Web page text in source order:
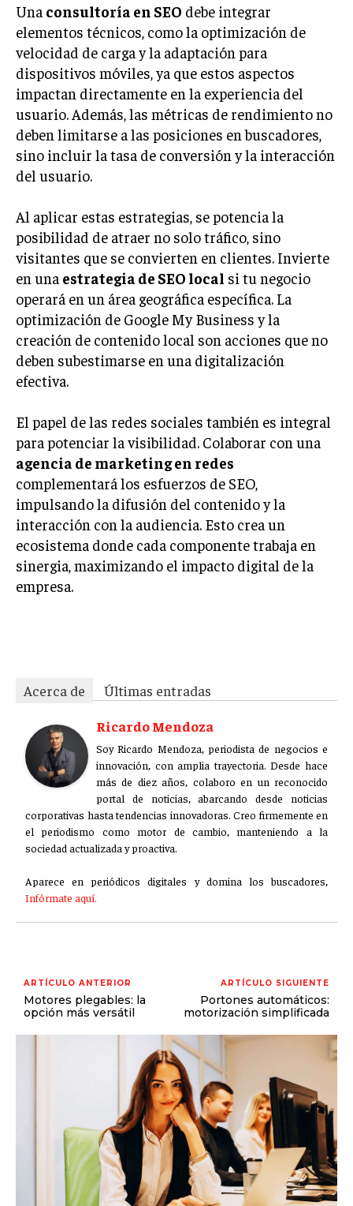
IMPORTACIÓN Y EXPORTACIÓN
ALIANZAS ESTRATÉGICAS
TECNOLOGIA
SOSTENIBILIDAD Y MEDIO AMBIENTE
GESTIÓN DE LA INNOVACIÓN TECNOLÓGICA
TRANSFORMACIÓN DIGITAL
CIBERSEGURIDAD EMPRESARIAL
ESTRATEGIA
EMPRESAS FAMILIARES Y SUCESIÓN
GESTIÓN DEL RIESGO EMPRESARIAL
NEGOCIACIÓN Y RESOLUCIÓN DE CONFLICTOS
DERECHO EMPRESARIAL Y REGULACIONES
GOBIERNO CORPORATIVO
NEGOCIOS
ESTRATEGIAS DE NEGOCIOS
MARKETING B2B
MARKETING B2C
FRANQUICIAS
ESTRATEGIAS DE PRICING Y GESTIÓN DE
GESTIÓN DE CRISIS EMPRESARIALES
EMPRESAS Y STARTUPS TECNOLÓGICAS
GESTIÓN DE LA EXPERIENCIA DEL CLIENTE
MÁS
PROYECTOS
GESTIÓN DE OPERACIONES Y CADENA DE
TALENTOS
TALENTO
COMPENSACIÓN Y BENEFICIOS
RECLUTAMIENTO Y SELECCIÓN
DESARROLLO DE PERSONAL
GESTIÓN DEL DESEMPEÑO
CULTURA Y CLIMA ORGANIZACIONAL
Una consultoría en SEO debe integrar
elementos técnicos, como la optimización de
velocidad de carga y la adaptación para
dispositivos móviles, ya que estos aspectos
impactan directamente en la experiencia del
usuario. Además, las métricas de rendimiento no
deben limitarse a las posiciones en buscadores,
sino incluir la tasa de conversión y la interacción
del usuario.
Al aplicar estas estrategias, se potencia la
posibilidad de atraer no solo tráfico, sino
visitantes que se convierten en clientes. Invierte
en una estrategia de SEO local si tu negocio
operará en un área geográfica específica. La
optimización de Google My Business y la
creación de contenido local son acciones que no
deben subestimarse en una digitalización
efectiva.
El papel de las redes sociales también es integral
para potenciar la visibilidad. Colaborar con una
agencia de marketing en redes
complementará los esfuerzos de SEO,
impulsando la difusión del contenido y la
interacción con la audiencia. Esto crea un
ecosistema donde cada componente trabaja en
sinergia, maximizando el impacto digital de la
empresa.
Acerca de
Últimas entradas
Ricardo Mendoza
Soy Ricardo Mendoza, periodista de negocios e
innovación, con amplia trayectoria. Desde hace
más de diez años, colaboro en un reconocido
portal de noticias, abarcando desde noticias
corporativas hasta tendencias innovadoras. Creo firmemente en
el periodismo como motor de cambio, manteniendo a la
sociedad actualizada y proactiva.
Aparece en periódicos digitales y domina los buscadores,
Infórmate aquí.
ARTÍCULO ANTERIOR
Motores plegables: la
opción más versátil
ARTÍCULO SIGUIENTE
Portones automáticos:
motorización simplificada